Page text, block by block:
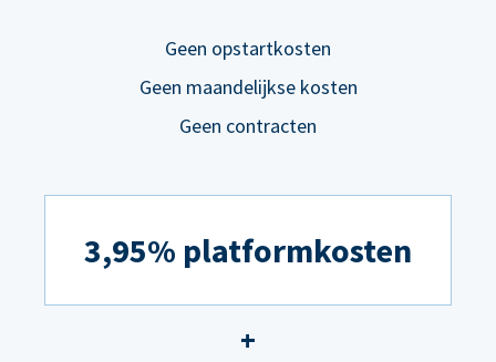
Geen opstartkosten
Geen maandelijkse kosten
Geen contracten
3,95% platformkosten